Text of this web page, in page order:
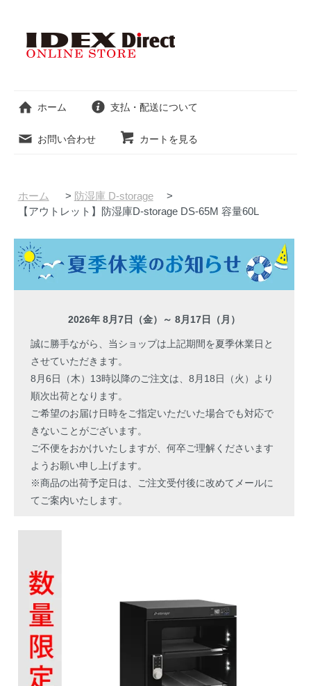
ホーム 支払・配送について
お問い合わせ カートを見る
ホーム > 防湿庫 D-storage
>
【アウトレット】防湿庫D-storage DS-65M 容量60L
2026年 8月7日（金）～ 8月17日（月）
誠に勝手ながら、当ショップは上記期間を夏季休業日と
させていただきます。
8月6日（木）13時以降のご注文は、8月18日（火）より
順次出荷となります。
ご希望のお届け日時をご指定いただいた場合でも対応で
きないことがございます。
ご不便をおかけいたしますが、何卒ご理解くださいます
ようお願い申し上げます。
※商品の出荷予定日は、ご注文受付後に改めてメールに
てご案内いたします。